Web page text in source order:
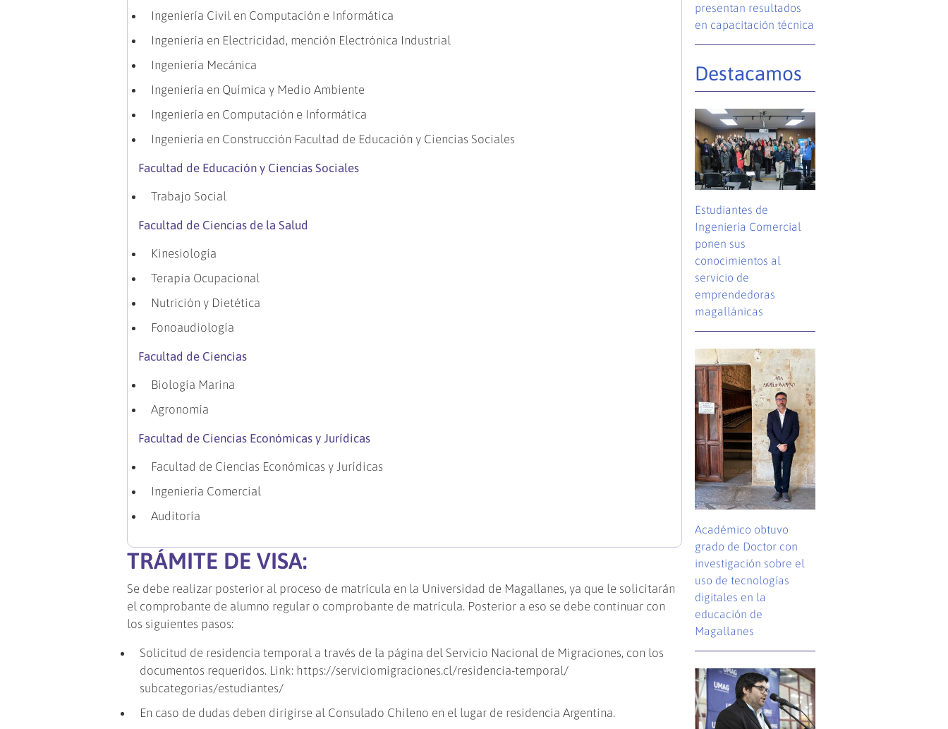
Ingeniería Civil en Computación e Informática
Ingeniería en Electricidad, mención Electrónica Industrial
Ingeniería Mecánica
Ingeniería en Química y Medio Ambiente
Ingeniería en Computación e Informática
Ingeniería en Construcción Facultad de Educación y Ciencias Sociales
Facultad de Educación y Ciencias Sociales
Trabajo Social
Facultad de Ciencias de la Salud
Kinesiología
Terapia Ocupacional
Nutrición y Dietética
Fonoaudiología
Facultad de Ciencias
Biología Marina
Agronomía
Facultad de Ciencias Económicas y Jurídicas
Facultad de Ciencias Económicas y Jurídicas
Ingeniería Comercial
Auditoría
TRÁMITE DE VISA:
Se debe realizar posterior al proceso de matrícula en la Universidad de Magallanes, ya que le solicitarán
el comprobante de alumno regular o comprobante de matrícula. Posterior a eso se debe continuar con
los siguientes pasos:
Solicitud de residencia temporal a través de la página del Servicio Nacional de Migraciones, con los
documentos requeridos. Link: https://serviciomigraciones.cl/residencia-temporal/
subcategorias/estudiantes/
En caso de dudas deben dirigirse al Consulado Chileno en el lugar de residencia Argentina.
presentan resultados
en capacitación técnica
Destacamos
Estudiantes de
Ingeniería Comercial
ponen sus
conocimientos al
servicio de
emprendedoras
magallánicas
Académico obtuvo
grado de Doctor con
investigación sobre el
uso de tecnologías
digitales en la
educación de
Magallanes